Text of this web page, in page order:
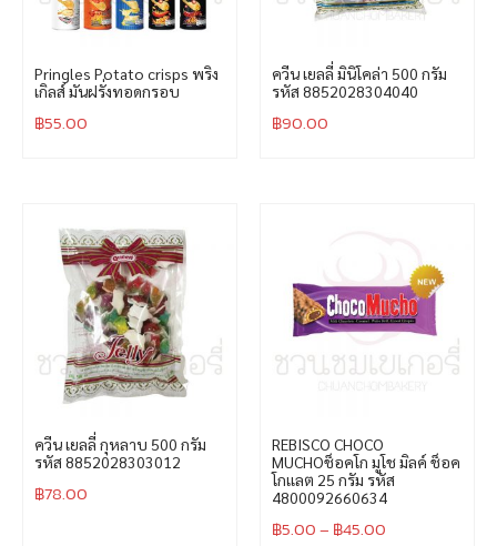
Pringles Potato crisps พริง
เกิลส์ มันฝรั่งทอดกรอบ
฿55.00
ควีน เยลลี่ มินิโคล่า 500 กรัม
รหัส 8852028304040
฿90.00
ควีน เยลลี่ กุหลาบ 500 กรัม
รหัส 8852028303012
฿78.00
REBISCO CHOCO
MUCHOช็อคโก มูโช มิลค์ ช็อค
โกเเลต 25 กรัม รหัส
4800092660634
฿5.00– ฿45.00